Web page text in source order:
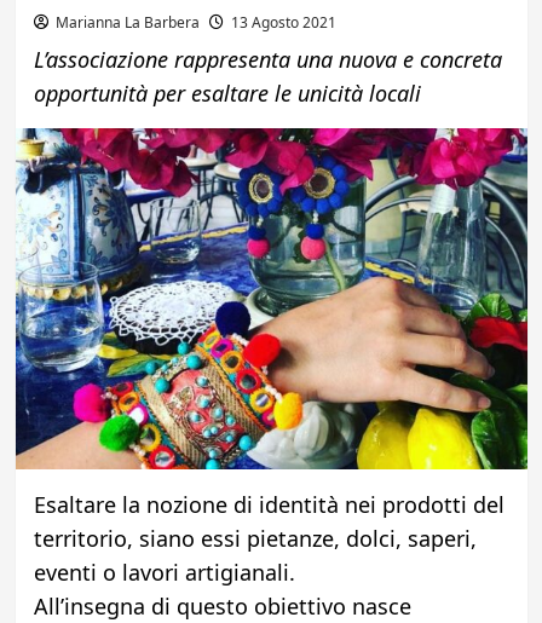
Marianna La Barbera 13 Agosto 2021
L’associazione rappresenta una nuova e concreta
opportunità per esaltare le unicità locali
Esaltare la nozione di identità nei prodotti del
territorio, siano essi pietanze, dolci, saperi,
eventi o lavori artigianali.
All’insegna di questo obiettivo nasce